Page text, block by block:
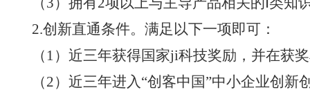
2.创新直通条件。满足以下一项即可：
（1）近三年获得国家ji科技奖励，并在获奖
（2）近三年进入“创客中国”中小企业创新